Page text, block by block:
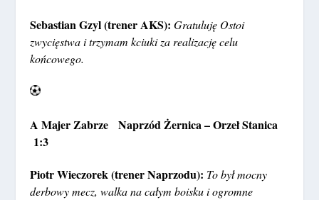
Sebastian Gzyl (trener AKS): Gratuluję Ostoi
zwycięstwa i trzymam kciuki za realizację celu
końcowego.
A Majer Zabrze Naprzód Żernica – Orzeł Stanica
1:3
Piotr Wieczorek (trener Naprzodu): To był mocny
derbowy mecz, walka na całym boisku i ogromne